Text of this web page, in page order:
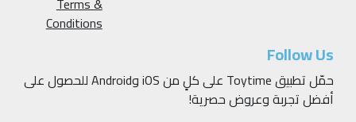
Conditions
Follow Us
حمّل تطبيق Toytime على كلٍ من iOS وAndroid للحصول على
أفضل تجربة وعروض حصرية!